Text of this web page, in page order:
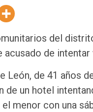
del
de
León, de 41 años
de un hotel
menor con una